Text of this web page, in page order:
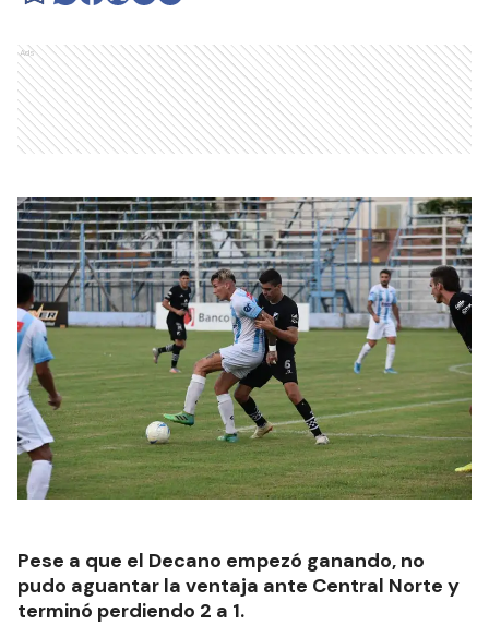
Ads
Pese a que el Decano empezó ganando, no
pudo aguantar la ventaja ante Central Norte y
terminó perdiendo 2 a 1.